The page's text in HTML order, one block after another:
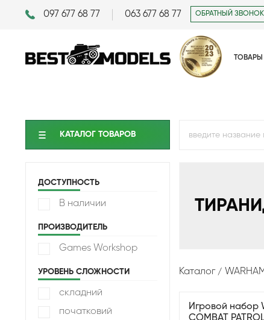
097 677 68 77 063 677 68 77 ОБРАТНЫЙ ЗВОНОК
ТОВАРЫ
КАТАЛОГ ТОВАРОВ
ДОСТУПНОСТЬ
В наличии
ПРОИЗВОДИТЕЛЬ
Games Workshop
УРОВЕНЬ СЛОЖНОСТИ
складний
початковий
Каталог
Игровой набор